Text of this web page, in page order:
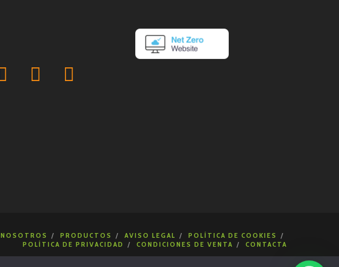
NOSOTROS PRODUCTOS AVISO LEGAL
POLÍTICA DE COOKIES
POLÍTICA DE PRIVACIDAD
CONDICIONES DE VENTA CONTACTA